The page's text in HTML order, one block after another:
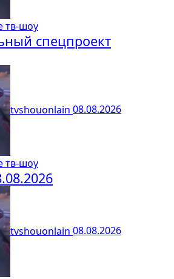
тв-шоу
спецпроект
tvshouonlain 08.08.2026
тв-шоу
tvshouonlain 08.08.2026